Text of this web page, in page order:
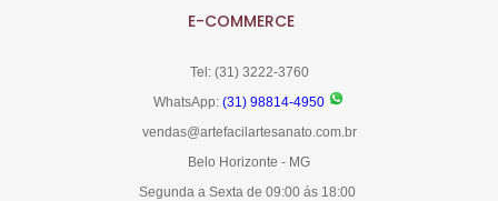
E-COMMERCE
Tel: (31) 3222-3760
WhatsApp: (31) 98814-4950
vendas@artefacilartesanato.com.br
Belo Horizonte - MG
Segunda a Sexta de 09:00 ás 18:00